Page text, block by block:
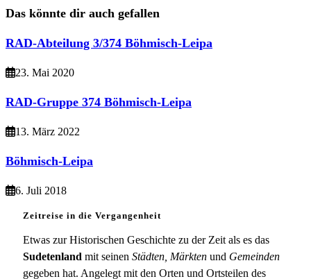
Das könnte dir auch gefallen
RAD-Abteilung 3/374 Böhmisch-Leipa
23. Mai 2020
RAD-Gruppe 374 Böhmisch-Leipa
13. März 2022
Böhmisch-Leipa
6. Juli 2018
Zeitreise in die Vergangenheit
Etwas zur Historischen Geschichte zu der Zeit als es das
Sudetenland mit seinen Städten, Märkten und Gemeinden
gegeben hat. Angelegt mit den Orten und Ortsteilen des